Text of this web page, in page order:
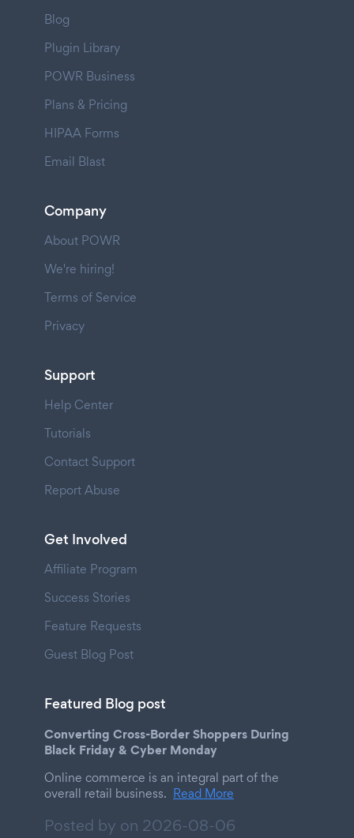
Blog
Plugin Library
POWR Business
Plans & Pricing
HIPAA Forms
Email Blast
Company
About POWR
We're hiring!
Terms of Service
Privacy
Support
Help Center
Tutorials
Contact Support
Report Abuse
Get Involved
Affiliate Program
Success Stories
Feature Requests
Guest Blog Post
Featured Blog post
Converting Cross-Border Shoppers During
Black Friday & Cyber Monday
Online commerce is an integral part of the
overall retail business. Read More
Posted by on 2026-08-06